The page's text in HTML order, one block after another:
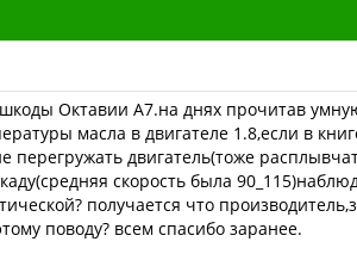
Октавии А7.на днях прочитав
масла в двигателе 1.8,если в
перегружать двигатель(тоже
скорость была
получается что
поводу? всем спасибо заранее.